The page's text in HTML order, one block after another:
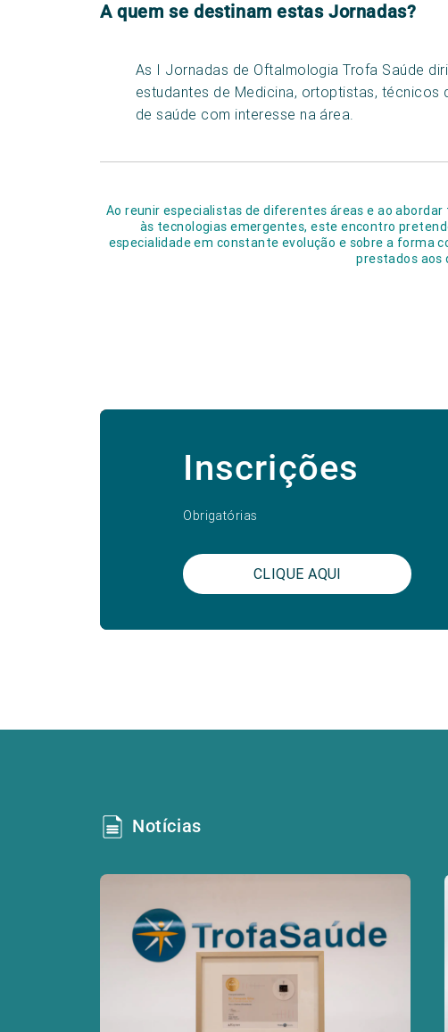
A quem se destinam estas Jornadas?
As I Jornadas de Oftalmologia Trofa Saúde
estudantes de Medicina, ortoptistas,
de saúde com interesse na área.
Ao reunir especialistas de diferentes áreas e ao
às tecnologias emergentes, este encontro
especialidade em constante evolução e sobre a forma
prestados aos
Inscrições
Obrigatórias
CLIQUE AQUI
Notícias